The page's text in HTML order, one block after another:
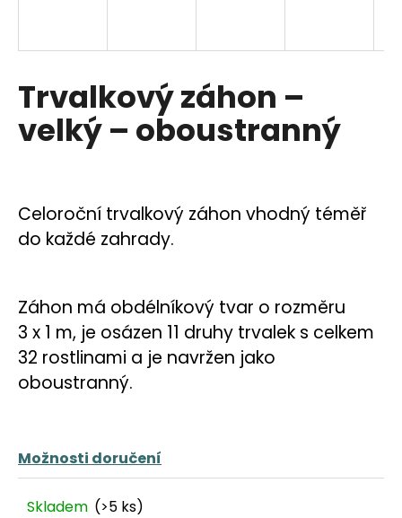
Trvalkový záhon –
velký – oboustranný
Celoroční trvalkový záhon vhodný téměř
do každé zahrady.
Záhon má obdélníkový tvar o rozměru
3 x 1 m, je osázen 11 druhy trvalek s celkem
32 rostlinami a je navržen jako
oboustranný.
Možnosti doručení
Skladem (>5 ks)
j
t
?
HLEDAT
o
p
o
r
u
e
m
e